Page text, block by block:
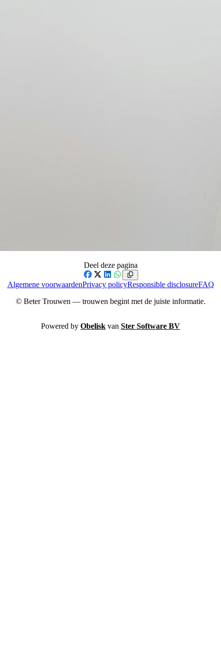
Deel deze pagina
Facebook
X LinkedIn
WhatsApp
Algemene voorwaardenPrivacy policyResponsible disclosureFAQ
© Beter Trouwen — trouwen begint met de juiste informatie.
Powered by Obelisk van Ster Software BV